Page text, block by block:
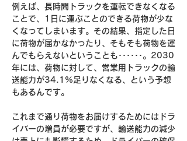
例えば、長時間トラックを運転できなくなる
ことで、1日に運ぶことのできる荷物が少な
くなってしまいます。その結果、指定した日
に荷物が届かなかったり、そもそも荷物を運
んでもらえないということも･･････。2030
年には、荷物に対して、営業用トラックの輸
送能力が34.1%足りなくなる、という予想
もあるんです。
これまで通り荷物をお届けするためにはドラ
イバーの増員が必要ですが、輸送能力の減少